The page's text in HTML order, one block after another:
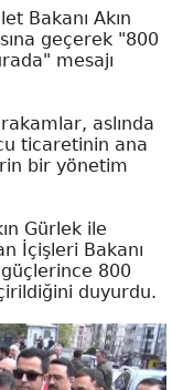
Bakanı Akın
geçerek "800
mesajı
aslında
ticaretinin ana
bir yönetim
Gürlek ile
İçişleri Bakanı
800
duyurdu.